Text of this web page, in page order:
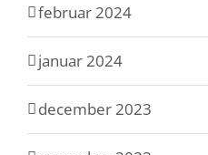
februar 2024
januar 2024
december 2023